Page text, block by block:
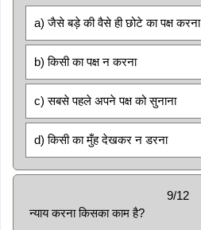
a) जैसे बड़े की वैसे ही छोटे का पक्ष करना
b) किसी का पक्ष न करना
c) सबसे पहले अपने पक्ष को सुनाना
d) किसी का मुँह देखकर न डरना
9/12
न्याय करना किसका काम है?